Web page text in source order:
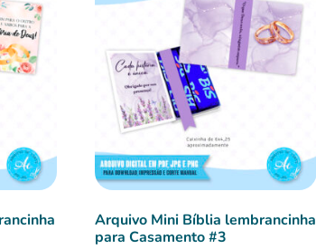
Arquivo Mini Bíblia lembrancinha
para Casamento #3